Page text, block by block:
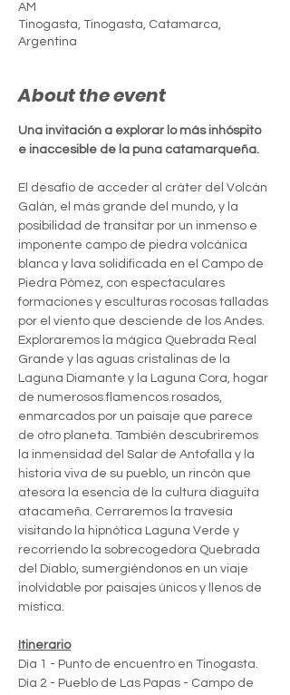
AM
Tinogasta, Tinogasta, Catamarca,
Argentina
About the event
Una invitación a explorar lo más inhóspito
e inaccesible de la puna catamarqueña.
El desafío de acceder al cráter del Volcán
Galán, el más grande del mundo, y la
posibilidad de transitar por un inmenso e
imponente campo de piedra volcánica
blanca y lava solidificada en el Campo de
Piedra Pómez, con espectaculares
formaciones y esculturas rocosas talladas
por el viento que desciende de los Andes.
Exploraremos la mágica Quebrada Real
Grande y las aguas cristalinas de la
Laguna Diamante y la Laguna Cora, hogar
de numerosos flamencos rosados,
enmarcados por un paisaje que parece
de otro planeta. También descubriremos
la inmensidad del Salar de Antofalla y la
historia viva de su pueblo, un rincón que
atesora la esencia de la cultura diaguita
atacameña. Cerraremos la travesía
visitando la hipnótica Laguna Verde y
recorriendo la sobrecogedora Quebrada
del Diablo, sumergiéndonos en un viaje
inolvidable por paisajes únicos y llenos de
mística.
Itinerario
Día 1 - Punto de encuentro en Tinogasta.
Día 2 - Pueblo de Las Papas - Campo de